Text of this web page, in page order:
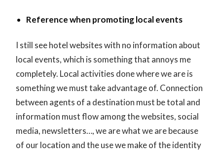
Reference when promoting local events
I still see hotel websites with no information about
local events, which is something that annoys me
completely. Local activities done where we are is
something we must take advantage of. Connection
between agents of a destination must be total and
information must flow among the websites, social
media, newsletters…, we are what we are because
of our location and the use we make of the identity